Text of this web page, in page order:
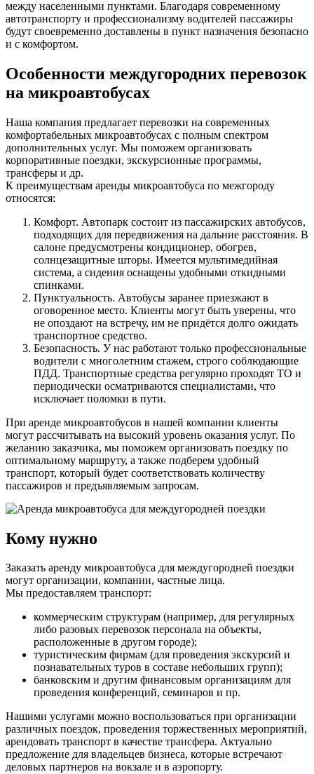
между населенными пунктами. Благодаря современному
автотранспорту и профессионализму водителей пассажиры
будут своевременно доставлены в пункт назначения безопасно
и с комфортом.
Особенности междугородних перевозок
на микроавтобусах
Наша компания предлагает перевозки на современных
комфортабельных микроавтобусах с полным спектром
дополнительных услуг. Мы поможем организовать
корпоративные поездки, экскурсионные программы,
трансферы и др.
К преимуществам аренды микроавтобуса по межгороду
относятся:
Комфорт. Автопарк состоит из пассажирских автобусов,
подходящих для передвижения на дальние расстояния. В
салоне предусмотрены кондиционер, обогрев,
солнцезащитные шторы. Имеется мультимедийная
система, а сидения оснащены удобными откидными
спинками.
Пунктуальность. Автобусы заранее приезжают в
оговоренное место. Клиенты могут быть уверены, что
не опоздают на встречу, им не придётся долго ожидать
транспортное средство.
Безопасность. У нас работают только профессиональные
водители с многолетним стажем, строго соблюдающие
ПДД. Транспортные средства регулярно проходят ТО и
периодически осматриваются специалистами, что
исключает поломки в пути.
При аренде микроавтобусов в нашей компании клиенты
могут рассчитывать на высокий уровень оказания услуг. По
желанию заказчика, мы поможем организовать поездку по
оптимальному маршруту, а также подберем удобный
транспорт, который будет соответствовать количеству
пассажиров и предъявляемым запросам.
Кому нужно
Заказать аренду микроавтобуса для междугородней поездки
могут организации, компании, частные лица.
Мы предоставляем транспорт:
коммерческим структурам (например, для регулярных
либо разовых перевозок персонала на объекты,
расположенные в другом городе);
туристическим фирмам (для проведения экскурсий и
познавательных туров в составе небольших групп);
банковским и другим финансовым организациям для
проведения конференций, семинаров и пр.
Нашими услугами можно воспользоваться при организации
различных поездок, проведения торжественных мероприятий,
арендовать транспорт в качестве трансфера. Актуально
предложение для владельцев бизнеса, которые встречают
деловых партнеров на вокзале и в аэропорту.